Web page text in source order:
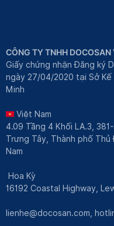
CÔNG TY TNHH
Giấy chứng nhận Đăng ký
ngày 27/04/2020 tại Sở
Minh
Việt Nam
4.09 Tầng 4 Khối LA.3,
Trưng Tây, Thành phố
Nam
Hoa Kỳ
16192 Coastal Highway,
lienhe@docosan.com ,